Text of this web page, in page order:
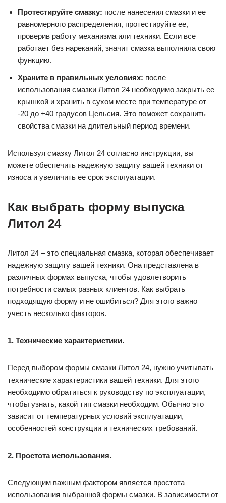
Протестируйте смазку: после нанесения смазки и ее
равномерного распределения, протестируйте ее,
проверив работу механизма или техники. Если все
работает без нареканий, значит смазка выполнила свою
функцию.
Храните в правильных условиях: после
использования смазки Литол 24 необходимо закрыть ее
крышкой и хранить в сухом месте при температуре от
-20 до +40 градусов Цельсия. Это поможет сохранить
свойства смазки на длительный период времени.
Используя смазку Литол 24 согласно инструкции, вы
можете обеспечить надежную защиту вашей техники от
износа и увеличить ее срок эксплуатации.
Как выбрать форму выпуска
Литол 24
Литол 24 – это специальная смазка, которая обеспечивает
надежную защиту вашей техники. Она представлена в
различных формах выпуска, чтобы удовлетворить
потребности самых разных клиентов. Как выбрать
подходящую форму и не ошибиться? Для этого важно
учесть несколько факторов.
1. Технические характеристики.
Перед выбором формы смазки Литол 24, нужно учитывать
технические характеристики вашей техники. Для этого
необходимо обратиться к руководству по эксплуатации,
чтобы узнать, какой тип смазки необходим. Обычно это
зависит от температурных условий эксплуатации,
особенностей конструкции и технических требований.
2. Простота использования.
Следующим важным фактором является простота
использования выбранной формы смазки. В зависимости от